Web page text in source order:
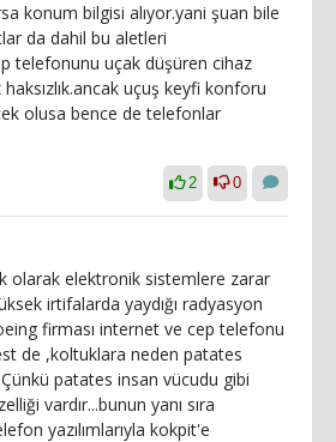
konum bilgisi alıyor.yani şuan bile
da dahil bu aletleri
telefonunu uçak düşüren cihaz
uçuş keyfi konforu
olusa bence de telefonlar
2 0
olarak elektronik sistemlere zarar
irtifalarda yaydığı radyasyon
firması internet ve cep telefonu
de ,koltuklara neden patates
patates insan vücudu gibi
vardır...bunun yanı sıra
yazılımlarıyla kokpit'e